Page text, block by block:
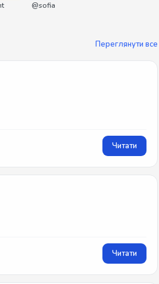
@sofia
Переглянути все
Читати
Читати